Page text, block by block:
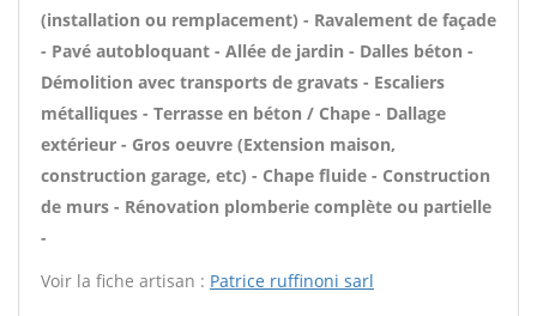
(installation ou remplacement) - Ravalement de façade
- Pavé autobloquant - Allée de jardin - Dalles béton -
Démolition avec transports de gravats - Escaliers
métalliques - Terrasse en béton / Chape - Dallage
extérieur - Gros oeuvre (Extension maison,
construction garage, etc) - Chape fluide - Construction
de murs - Rénovation plomberie complète ou partielle
-
Voir la fiche artisan : Patrice ruffinoni sarl